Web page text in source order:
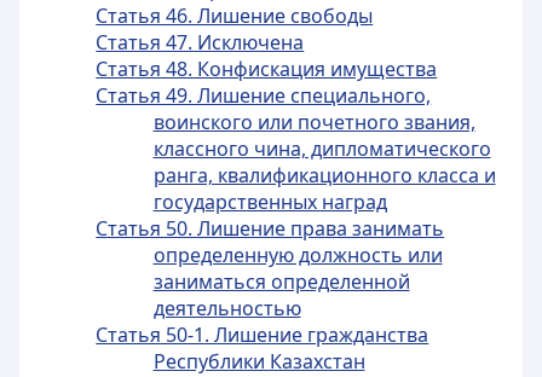
Статья 46. Лишение свободы
Статья 47. Исключена
Статья 48. Конфискация имущества
Статья 49. Лишение специального,
воинского или почетного звания,
классного чина, дипломатического
ранга, квалификационного класса и
государственных наград
Статья 50. Лишение права занимать
определенную должность или
заниматься определенной
деятельностью
Статья 50-1. Лишение гражданства
Республики Казахстан